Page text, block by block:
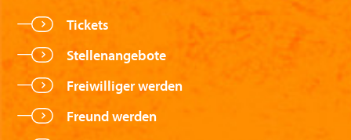
Tickets
Stellenangebote
Freiwilliger werden
Freund werden